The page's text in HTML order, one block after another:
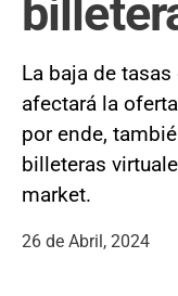
La baja de
afectará la
por ende,
billeteras
market.
26 de Abril, 2024